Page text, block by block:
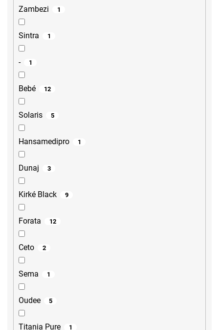
Zambezi 1
Sintra 1
- 1
Bebé 12
Solaris 5
Hansamedipro 1
Dunaj 3
Kirké Black 9
Forata 12
Ceto 2
Sema 1
Oudee 5
Titania Pure 1